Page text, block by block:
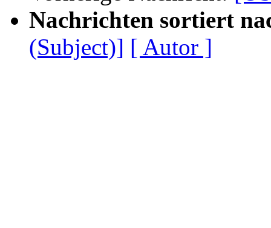
Nachrichten sortiert
(Subject)] [ Autor ]